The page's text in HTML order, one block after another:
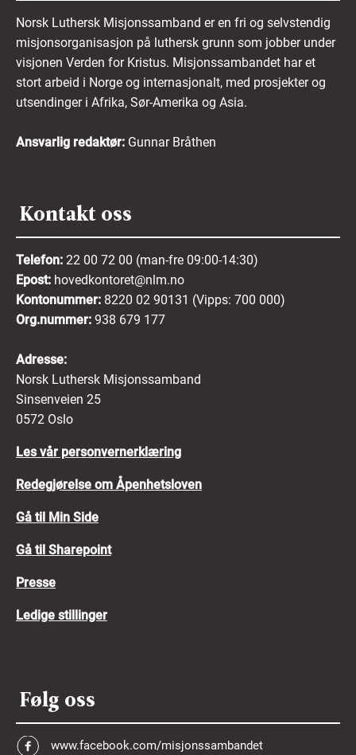
Norsk Luthersk Misjonssamband er en fri og selvstendig
misjonsorganisasjon på luthersk grunn som jobber under
visjonen Verden for Kristus. Misjonssambandet har et
stort arbeid i Norge og internasjonalt, med prosjekter og
utsendinger i Afrika, Sør-Amerika og Asia.
Ansvarlig redaktør: Gunnar Bråthen
Kontakt oss
Telefon: 22 00 72 00 (man-fre 09:00-14:30)
Epost: hovedkontoret@nlm.no
Kontonummer: 8220 02 90131 (Vipps: 700 000)
Org.nummer: 938 679 177
Adresse:
Norsk Luthersk Misjonssamband
Sinsenveien 25
0572 Oslo
Les vår personvernerklæring
Redegjørelse om Åpenhetsloven
Gå til Min Side
Gå til Sharepoint
Presse
Ledige stillinger
Følg oss
www.facebook.com/misjonssambandet